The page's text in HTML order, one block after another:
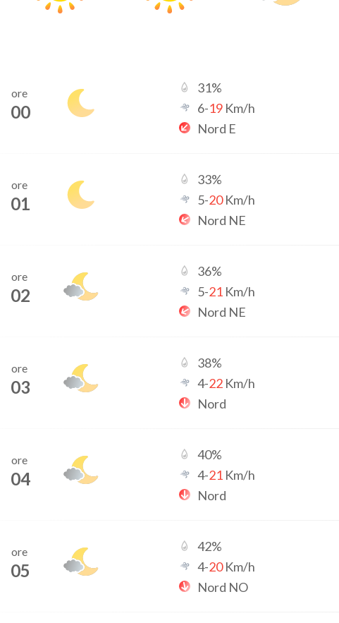
ore
00
31%
6-19 Km/h
Nord E
ore
01
33%
5-20Km/h
Nord NE
ore
02
36%
5-21 Km/h
Nord NE
ore
03
38%
4-22 Km/h
Nord
ore
04
40%
4-21 Km/h
Nord
ore
05
42%
4-20Km/h
Nord NO